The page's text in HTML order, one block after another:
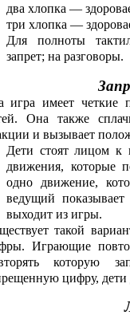
два хлопка —
три хлопка —
Для полноты
запрет; на разговоры.
игра имеет четкие
Она также
и вызывает
Дети стоят лицом к
движения, которые
одно движение,
ведущий
выходит из игры.
такой
Играющие
которую
цифру,